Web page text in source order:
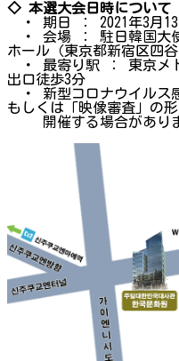
◇ 本選大会日時について
・ 期日 ： 2021年3月13
・ 会場 ： 駐日韓国大
ホール（東京都新宿区四谷
・ 最寄り駅 ： 東京メ
出口徒歩3分
・ 新型コロナウイルス
もしくは「映像審査」の
開催する場合がありま